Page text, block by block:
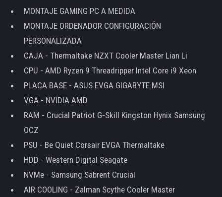
MONTAJE GAMING PC A MEDIDA
MONTAJE ORDENADOR CONFIGURACIÓN
PERSONALIZADA
CAJA - Thermaltake NZXT Cooler Master Lian Li
CPU - AMD Ryzen 9 Threadripper Intel Core i9 Xeon
PLACA BASE - ASUS EVGA GIGABYTE MSI
VGA - NVIDIA AMD
RAM - Crucial Patriot G-Skill Kingston Hynix Samsung
OCZ
PSU - Be Quiet Corsair EVGA Thermaltake
HDD - Western Digital Seagate
NVMe - Samsung Sabrent Crucial
AIR COOLING - Zalman Scythe Cooler Master